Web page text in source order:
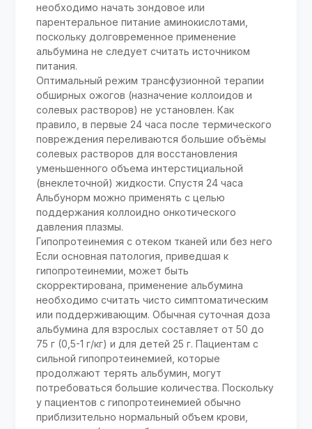
необходимо начать зондовое или
парентеральное питание аминокислотами,
поскольку долговременное применение
альбумина не следует считать источником
питания.
Оптимальный режим трансфузионной терапии
обширных ожогов (назначение коллоидов и
солевых растворов) не установлен. Как
правило, в первые 24 часа после термического
повреждения переливаются большие объёмы
солевых растворов для восстановления
уменьшенного объема интерстициальной
(внеклеточной) жидкости. Спустя 24 часа
Альбунорм можно применять с целью
поддержания коллоидно онкотического
давления плазмы.
Гипопротеинемия с отеком тканей или без него
Если основная патология, приведшая к
гипопротеинемии, может быть
скорректирована, применение альбумина
необходимо считать чисто симптоматическим
или поддерживающим. Обычная суточная доза
альбумина для взрослых составляет от 50 до
75 г (0,5-1 г/кг) и для детей 25 г. Пациентам с
сильной гипопротеинемией, которые
продолжают терять альбумин, могут
потребоваться большие количества. Поскольку
у пациентов с гипопротеинемией обычно
приблизительно нормальный объем крови,